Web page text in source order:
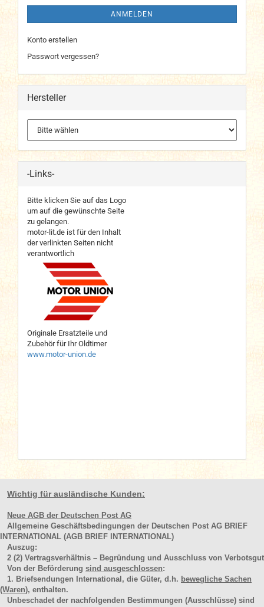
ANMELDEN
Konto erstellen
Passwort vergessen?
Hersteller
-Links-
Bitte klicken Sie auf das Logo
um auf die gewünschte Seite
zu gelangen.
motor-lit.de ist für den Inhalt
der verlinkten Seiten nicht
verantwortlich
Originale Ersatzteile und
Zubehör für Ihr Oldtimer
www.motor-union.de
Wichtig für ausländische Kunden:
Neue AGB der Deutschen Post AG
Allgemeine Geschäftsbedingungen der Deutschen Post AG BRIEF
INTERNATIONAL (AGB BRIEF INTERNATIONAL)
Auszug:
2 (2) Vertragsverhältnis – Begründung und Ausschluss von Verbotsgut
Von der Beförderung sind ausgeschlossen:
1. Briefsendungen International, die Güter, d.h. bewegliche Sachen
(Waren), enthalten.
Unbeschadet der nachfolgenden Bestimmungen (Ausschlüsse) sind